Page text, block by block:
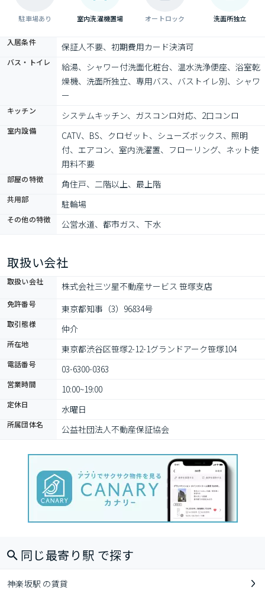
駐車場あり 室内洗濯機置場 オートロック 洗面所独立
入居条件 保証人不要、初期費用カード決済可
バス・トイレ
給湯、シャワー付洗面化粧台、温水洗浄便座、浴室乾
燥機、洗面所独立、専用バス、バストイレ別、シャワ
ー
キッチン システムキッチン、ガスコンロ対応、2口コンロ
室内設備
CATV、BS、クロゼット、シューズボックス、照明
付、エアコン、室内洗濯置、フローリング、ネット使
用料不要
部屋の特徴 角住戸、二階以上、最上階
共用部 駐輪場
その他の特徴 公営水道、都市ガス、下水
取扱い会社
取扱い会社 株式会社三ツ星不動産サービス 笹塚支店
免許番号 東京都知事（3）96834号
取引態様 仲介
所在地 東京都渋谷区笹塚2-12-1グランドアーク笹塚104
電話番号 03-6300-0363
営業時間 10:00~19:00
定休日 水曜日
所属団体名 公益社団法人不動産保証協会
同じ最寄り駅 で探す
神楽坂駅 の賃貸